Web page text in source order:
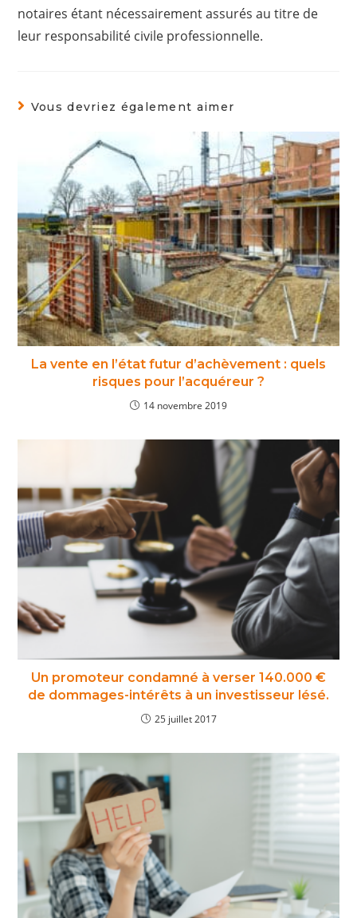
notaires étant nécessairement assurés au titre de
leur responsabilité civile professionnelle.
Vous devriez également aimer
La vente en l’état futur d’achèvement : quels
risques pour l’acquéreur ?
14 novembre 2019
Un promoteur condamné à verser 140.000 €
de dommages-intérêts à un investisseur lésé.
25 juillet 2017